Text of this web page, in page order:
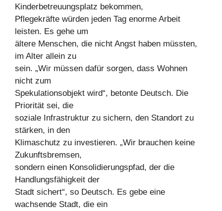
Kinderbetreuungsplatz bekommen,
Pflegekräfte würden jeden Tag enorme Arbeit
leisten. Es gehe um
ältere Menschen, die nicht Angst haben müssten,
im Alter allein zu
sein. „Wir müssen dafür sorgen, dass Wohnen
nicht zum
Spekulationsobjekt wird“, betonte Deutsch. Die
Priorität sei, die
soziale Infrastruktur zu sichern, den Standort zu
stärken, in den
Klimaschutz zu investieren. „Wir brauchen keine
Zukunftsbremsen,
sondern einen Konsolidierungspfad, der die
Handlungsfähigkeit der
Stadt sichert“, so Deutsch. Es gebe eine
wachsende Stadt, die ein